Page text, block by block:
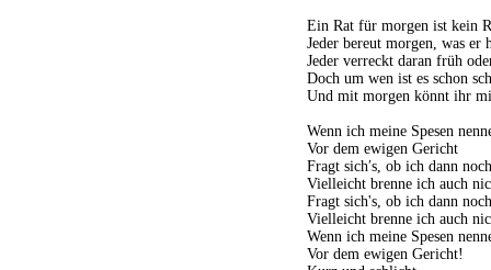
Ein Rat für morgen ist kein
Jeder bereut morgen, was er
Jeder verreckt daran früh
Doch um wen ist es schon
Und mit morgen könnt ihr
Wenn ich meine Spesen
Vor dem ewigen Gericht
Fragt sich′s, ob ich dann
Vielleicht brenne ich auch
Fragt sich's, ob ich dann
Vielleicht brenne ich auch
Wenn ich meine Spesen
Vor dem ewigen Gericht!